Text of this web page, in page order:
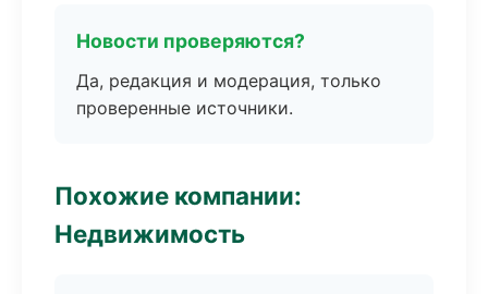
Новости проверяются?
Да, редакция и модерация, только
проверенные источники.
Похожие компании:
Недвижимость